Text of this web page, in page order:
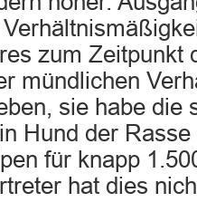
zum Zeitpunkt
mündlichen
sie habe die
Hund der
für knapp
hat dies